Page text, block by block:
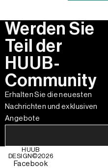
Werden Sie
Teil der
HUUB-
Community
Erhalten Sie die neuesten
Nachrichten und exklusiven
Angebote
HUUB
DESIGN©2026
Facebook